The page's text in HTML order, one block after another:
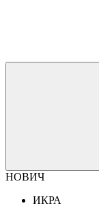
НОВИЧ
ИКРА